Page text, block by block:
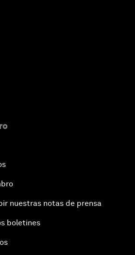
nuestras notas de prensa
boletines